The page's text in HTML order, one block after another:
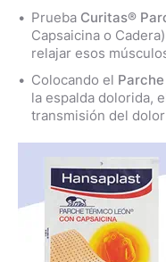
Prueba Curitas®
Capsaicina o
relajar esos
Colocando el
la espalda dolorida,
transmisión del